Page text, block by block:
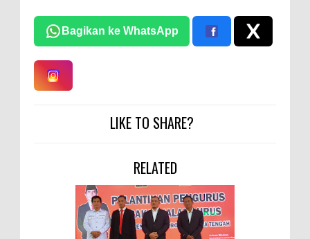
Bagikan ke WhatsApp
LIKE TO SHARE?
RELATED